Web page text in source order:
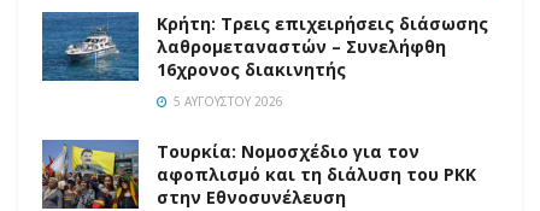
Κρήτη: Τρεις επιχειρήσεις διάσωσης
λαθρομεταναστών – Συνελήφθη
16χρονος διακινητής
5 ΑΥΓΟΎΣΤΟΥ 2026
Τουρκία: Νομοσχέδιο για τον
αφοπλισμό και τη διάλυση του PKK
στην Εθνοσυνέλευση